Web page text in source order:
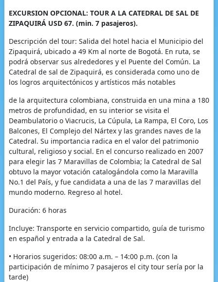
EXCURSION OPCIONAL: TOUR A LA CATEDRAL DE SAL DE
ZIPAQUIRÁ USD 67. (min. 7 pasajeros).
Descripción del tour: Salida del hotel hacia el Municipio del
Zipaquirá, ubicado a 49 Km al norte de Bogotá. En ruta, se
podrá observar sus alrededores y el Puente del Común. La
Catedral de sal de Zipaquirá, es considerada como uno de
los logros arquitectónicos y artísticos más notables
de la arquitectura colombiana, construida en una mina a 180
metros de profundidad, en su interior se visita el
Deambulatorio o Viacrucis, La Cúpula, La Rampa, El Coro, Los
Balcones, El Complejo del Nártex y las grandes naves de la
Catedral. Su importancia radica en el valor del patrimonio
cultural, religioso y social. En el concurso realizado en 2007
para elegir las 7 Maravillas de Colombia; la Catedral de Sal
obtuvo la mayor votación catalogándola como la Maravilla
No.1 del País, y fue candidata a una de las 7 maravillas del
mundo moderno. Regreso al hotel.
Duración: 6 horas
Incluye: Transporte en servicio compartido, guía de turismo
en español y entrada a la Catedral de Sal.
• Horarios sugeridos: 08:00 a.m. – 14:00 p.m. (con la
participación de mínimo 7 pasajeros el city tour sería por la
tarde)